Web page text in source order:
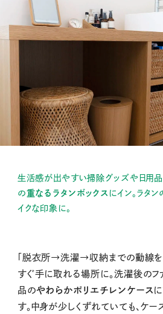
生活感が出やすい掃除グッズや日用品
の重なるラタンボックス にイン。ラタ
イクな印象に。
「脱衣所→洗濯→収納までの動線を
すぐ手に取れる場所に。洗濯後のフ
品のやわらかポリエチレンケース
す。中身が少しくずれていても、ケー